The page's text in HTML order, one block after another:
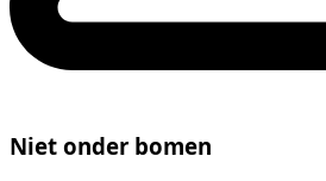
Niet onder bomen